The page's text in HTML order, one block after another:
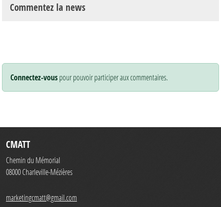
Commentez la news
Connectez-vouspour pouvoir participer aux commentaires.
CMATT
Chemin du Mémorial
08000Charleville-Mézières
marketingcmatt@gmail.com